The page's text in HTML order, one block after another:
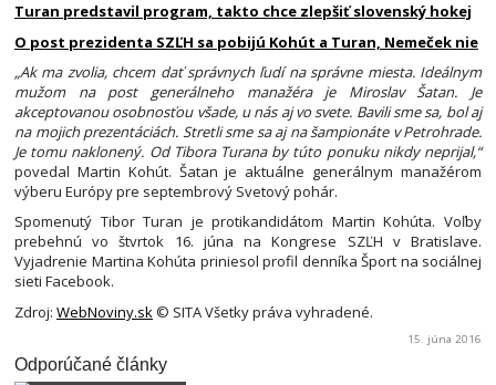
Turan predstavil program, takto chce zlepšiť slovenský hokej
O post prezidenta SZĽH sa pobijú Kohút a Turan, Nemeček nie
„Ak ma zvolia, chcem dať správnych ľudí na správne miesta. Ideálnym
mužom na post generálneho manažéra je Miroslav Šatan. Je
akceptovanou osobnosťou všade, u nás aj vo svete. Bavili sme sa, bol aj
na mojich prezentáciách. Stretli sme sa aj na šampionáte v Petrohrade.
Je tomu naklonený. Od Tibora Turana by túto ponuku nikdy neprijal,“
povedal Martin Kohút. Šatan je aktuálne generálnym manažérom
výberu Európy pre septembrový Svetový pohár.
Spomenutý Tibor Turan je protikandidátom Martin Kohúta. Voľby
prebehnú vo štvrtok 16. júna na Kongrese SZĽH v Bratislave.
Vyjadrenie Martina Kohúta priniesol profil denníka Šport na sociálnej
sieti Facebook.
Zdroj: WebNoviny.sk © SITA Všetky práva vyhradené.
15. júna 2016
Odporúčané články